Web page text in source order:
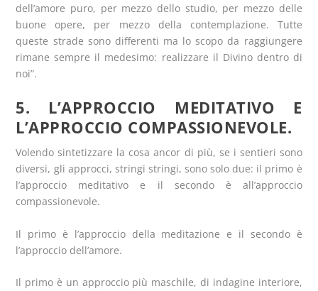
dell’amore puro, per mezzo dello studio, per mezzo delle
buone opere, per mezzo della contemplazione. Tutte
queste strade sono differenti ma lo scopo da raggiungere
rimane sempre il medesimo: realizzare il Divino dentro di
noi”.
5. L’APPROCCIO MEDITATIVO E
L’APPROCCIO COMPASSIONEVOLE.
Volendo sintetizzare la cosa ancor di più, se i sentieri sono
diversi, gli approcci, stringi stringi, sono solo due: il primo è
l’approccio meditativo e il secondo è all’approccio
compassionevole.
Il primo è l’approccio della meditazione e il secondo è
l’approccio dell’amore.
Il primo è un approccio più maschile, di indagine interiore,